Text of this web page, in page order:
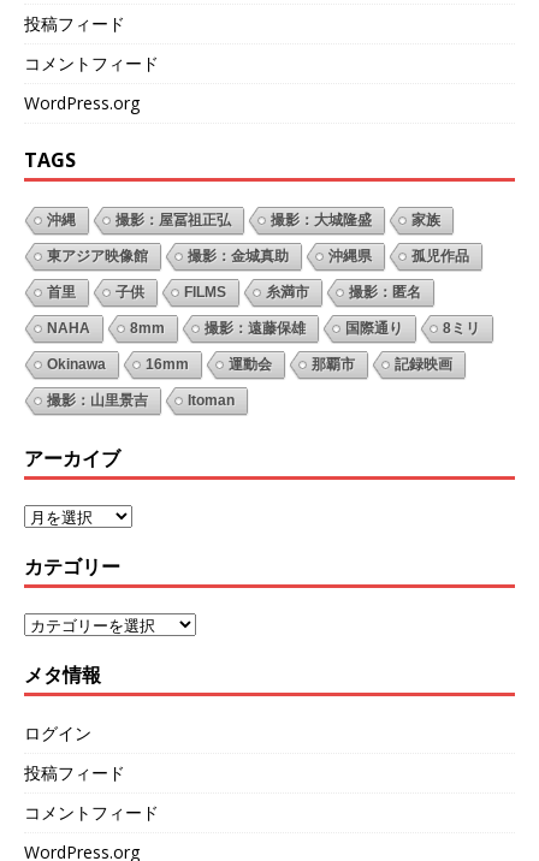
投稿フィード
コメントフィード
WordPress.org
TAGS
沖縄 撮影：屋冨祖正弘 撮影：大城隆盛 家族
東アジア映像館 撮影：金城真助 沖縄県 孤児作品
首里 子供 FILMS 糸満市 撮影：匿名
NAHA 8mm 撮影：遠藤保雄 国際通り 8ミリ
Okinawa 16mm 運動会 那覇市 記録映画
撮影：山里景吉 Itoman
アーカイブ
カテゴリー
メタ情報
ログイン
投稿フィード
コメントフィード
WordPress.org